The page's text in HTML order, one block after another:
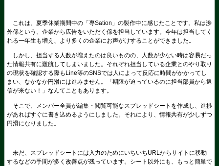
これは、夏季休業期間中の「専Sation」の製作中に感じたことです。私は渉
外係という、企業から広告をいただく係を担当しています。今年は担当してく
れる一年生も増え、より多くの企業にお声がけすることができました。
しかし、担当する人数が増えたのは良いものの、人数が少ない時は容易だっ
た情報共有に難航してしまいました。それぞれ担当している企業とのやり取り
の現状を確認する際もLine等のSNSでは人によって反応に時間がかかってし
まい、なかなか円滑には進みません。「期限が迫っているのに担当部員から返
信が来ない！」なんてこともあります。
そこで、メンバー全員が編集・閲覧可能なスプレッドシートを作成し、進捗
があればすぐに書き込めるようにしました。それにより、情報共有が少しずつ
円滑になりました。
未だ、スプレッドシートには入力のためにいちいちURLからサイトに移動
するなどの手間が多く改善点が残っています。シート以外にも、もっと簡単で